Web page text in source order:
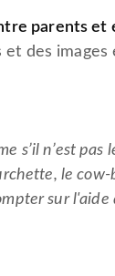
parents et
des images
s’il n’est pas
le cow-
sur l'aide